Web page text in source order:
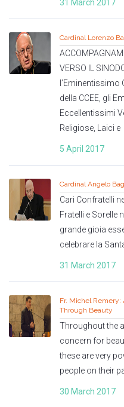
31 March 2017
Cardinal Lorenzo
VERSO IL
l’Eminentissimo
della CCEE, gli
Eccellentissimi
Religiose, Laici e
5 April 2017
Cardinal Angelo
Cari Confratelli
Fratelli e Sorelle
grande gioia
celebrare la
31 March 2017
Fr. Michel Remery:
Through Beauty
Throughout the
concern for
these are very
people on their
30 March 2017